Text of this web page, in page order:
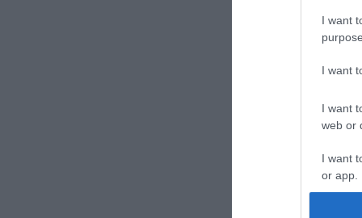
I want
I want
I want
web or
I want
or app.
I want